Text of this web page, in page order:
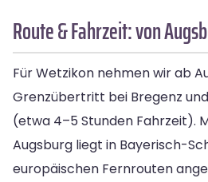
Route & Fahrzeit: von
Für Wetzikon nehmen wir ab
Grenzübertritt bei Bregenz
(etwa 4–5 Stunden Fahrzeit).
Augsburg liegt in Bayerisch-
europäischen Fernrouten